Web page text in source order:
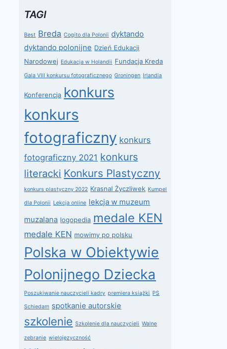
TAGI
Best Breda Cogito dla Polonii dyktando
dyktando polonijne Dzień Edukacji
Narodowej Edukacja w Holandii Fundacja Kreda
Gala VIII konkursu fotograficznego Groningen Irlandia
Konferencja konkurs
konkurs
fotograficzny konkurs
fotograficzny 2021 konkurs
literacki Konkurs Plastyczny
konkurs plastyczny 2022 Krasnal Życzliwek Kumpel
dla Polonii Lekcja online lekcja w muzeum
muzalana logopedia medale KEN
medale KEN mowimy po polsku
Polska w Obiektywie
Polonijnego Dziecka
Poszukiwanie nauczycieli kadry premiera książki PS
Schiedam spotkanie autorskie
szkolenie Szkolenie dla nauczycieli Walne
zebranie wielojęzyczność